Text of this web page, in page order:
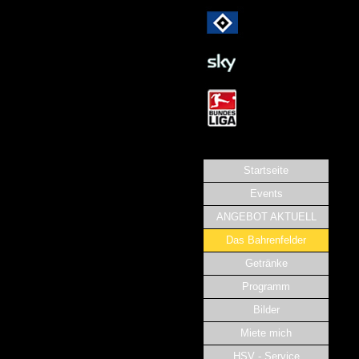
Startseite
Events
ANGEBOT AKTUELL
Das Bahrenfelder
Getränke
Programm
Bilder
Miete mich
HSV - Service